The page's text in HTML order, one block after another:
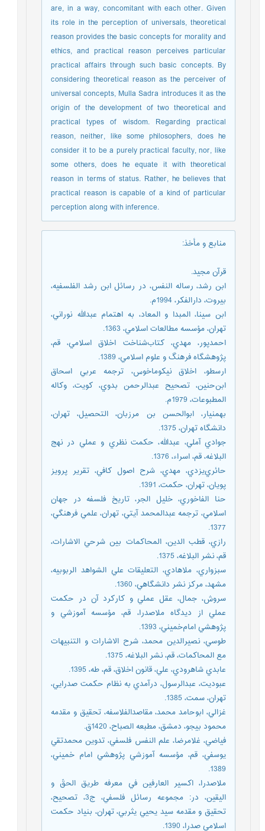
are, in a way, concomitant with each other. Given
its role in the perception of universals, theoretical
reason provides the basic concepts for morality and
ethics, and practical reason perceives particular
practical affairs through such basic concepts. By
considering theoretical reason as the perceiver of
universal concepts, Mulla Sadra introduces it as the
origin of the development of two theoretical and
practical types of wisdom. Regarding practical
reason, neither, like some philosophers, does he
consider it to be a purely practical faculty, nor, like
some others, does he equate it with theoretical
reason in terms of status. Rather, he believes that
practical reason is capable of a kind of particular
perception along with inference.
منابع و مأخذ:
قرآن مجيد.
ابن رشد، رساله النفس، در رسائل ابن رشد الفلسفيه،
بيروت، دارالفكر، 1994م.
ابن سينا، المبدا و المعاد، به اهتمام عبدالله نوراني،
تهران، مؤسسه مطالعات اسلامي، 1363.
احمدپور، مهدي، كتاب‌شناخت اخلاق اسلامي، قم،
پژوهشگاه فرهنگ و علوم اسلامي، 1389.
ارسطو، اخلاق نيكوماخوس، ترجمه عربي اسحاق
ابن‌حنين، تصحيح عبدالرحمن بدوي، كويت، وكاله
المطبوعات، 1979م.
بهمنيار، ابوالحسن بن مرزبان، التحصيل، تهران،
دانشگاه تهران‌، 1375.
جوادي آملي، عبدالله، حكمت نظري و عملي در نهج
البلاغه، قم، اسراء، 1376.
حائري‌يزدي، مهدي، شرح اصول كافي، تقرير پرويز
پويان، تهران، حكمت، 1391.
حنا الفاخوري، خليل الجر، تاريخ فلسفه در جهان
اسلامي، ترجمه عبدالمحمد آيتي، تهران، علمي فرهنگي،
1377.
رازي، قطب الدين، المحاكمات بين شرحي الاشارات‌،
قم، نشر البلاغه، 1375.
سبزواري‌، ملاهادي، ‌التعليقات علي الشواهد الربوبيه،
مشهد، مركز نشر دانشگاهي، 1360.
سروش، جمال، عقل عملي و كاركرد آن در حكمت
عملي از ديدگاه ملاصدرا، قم، مؤسسه آموزشي و
پژوهشي امام‌خميني، 1393.
طوسي، نصيرالدين محمد، شرح الاشارات و التنبيهات
مع المحاكمات، قم، نشر البلاغه، 1375.
عابدي شاهرودي، علي، قانون اخلاق، قم، طه، 1395.
عبوديت، عبدالرسول، درآمدي به نظام حكمت صدرايي،
تهران، سمت، 1385.
غزالي، ابوحامد محمد، مقاصدالفلاسفه، تحقيق و مقدمه
محمود بيجو، دمشق، مطبعه الصباح، 1420ق.
فياضي، غلامرضا، علم النفس فلسفي، تدوين محمدتقي
يوسفي، قم، مؤسسه آموزشي پژوهشي امام خميني،
1389.
ملاصدرا، اكسير العارفين في معرفه طريق الحقّ و
اليقين، در: مجموعه رسائل فلسفي، ج3، تصحيح،
تحقيق و مقدمه سيد يحيي يثربي، تهران، بنياد حكمت
اسلامي صدرا، 1390.